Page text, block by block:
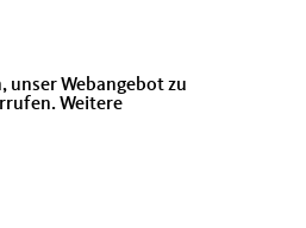
unser Webangebot zu
Weitere